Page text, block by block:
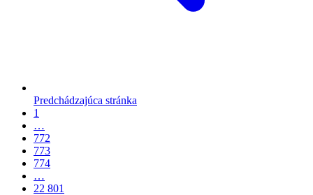
Predchádzajúca stránka
1
…
772
773
774
…
22 801